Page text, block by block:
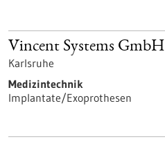
Vincent Systems GmbH
Karlsruhe
Medizintechnik
Implantate/Exoprothesen